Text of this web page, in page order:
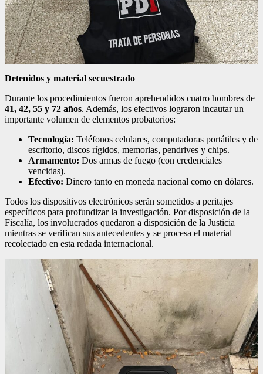
Detenidos y material secuestrado
Durante los procedimientos fueron aprehendidos cuatro hombres de
41, 42, 55 y 72 años. Además, los efectivos lograron incautar un
importante volumen de elementos probatorios:
Tecnología: Teléfonos celulares, computadoras portátiles y de
escritorio, discos rígidos, memorias, pendrives y chips.
Armamento: Dos armas de fuego (con credenciales
vencidas).
Efectivo: Dinero tanto en moneda nacional como en dólares.
Todos los dispositivos electrónicos serán sometidos a peritajes
específicos para profundizar la investigación. Por disposición de la
Fiscalía, los involucrados quedaron a disposición de la Justicia
mientras se verifican sus antecedentes y se procesa el material
recolectado en esta redada internacional.